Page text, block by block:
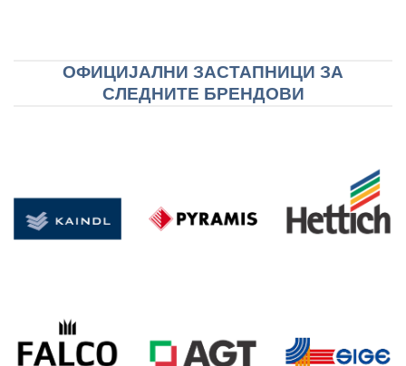
ОФИЦИЈАЛНИ ЗАСТАПНИЦИ ЗА
СЛЕДНИТЕ БРЕНДОВИ